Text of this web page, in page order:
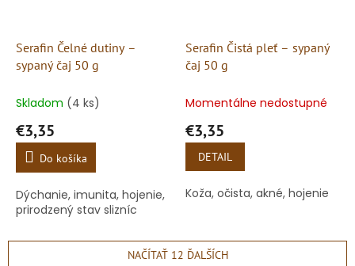
Serafin Čelné dutiny –
sypaný čaj 50 g
Skladom (4 ks)
€3,35
Do košíka
Dýchanie, imunita, hojenie,
prirodzený stav slizníc
Serafin Čistá pleť – sypaný
čaj 50 g
Momentálne nedostupné
€3,35
DETAIL
Koža, očista, akné, hojenie
NAČÍTAŤ 12 ĎALŠÍCH